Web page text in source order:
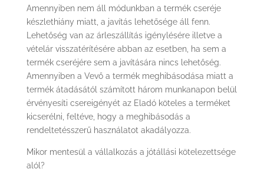
Amennyiben nem áll módunkban a termék cseréje
készlethiány miatt, a javítás lehetősége áll fenn.
Lehetőség van az árleszállítás igénylésére illetve a
vételár visszatérítésére abban az esetben, ha sem a
termék cseréjére sem a javítására nincs lehetőség.
Amennyiben a Vevő a termék meghibásodása miatt a
termék átadásától számított három munkanapon belül
érvényesíti csereigényét az Eladó köteles a terméket
kicserélni, feltéve, hogy a meghibásodás a
rendeltetésszerű használatot akadályozza.
Mikor mentesül a vállalkozás a jótállási kötelezettsége
alól?